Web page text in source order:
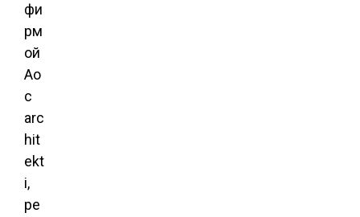
фи
рм
ой
Ao
c
arc
hit
ekt
i,
ре